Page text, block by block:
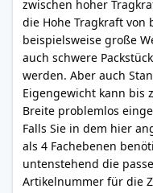
zwischen hoher
die Hohe Tragkraft von
beispielsweise große
auch schwere
werden. Aber auch
Eigengewicht kann bis
Breite problemlos
Falls Sie in dem hier
als 4 Fachebenen
untenstehend die
Artikelnummer für die